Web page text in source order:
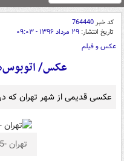
کد خبر764440
تاریخ انتشار: ۲۹ مرداد ۱۳۹۶ - ۰۹:۰۳
عکس و فیلم
عکس/
عکسی قدیمی از شهر تهران که در سال 1345 خورشیدی
تهران -1345 خورشیدی